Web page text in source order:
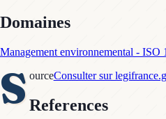
Domaines
Management environnemental -
S ourceConsulter sur
References